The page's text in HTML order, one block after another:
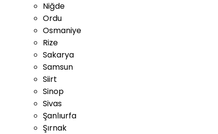
Niğde
Ordu
Osmaniye
Rize
Sakarya
Samsun
Siirt
Sinop
Sivas
Şanlıurfa
Şırnak